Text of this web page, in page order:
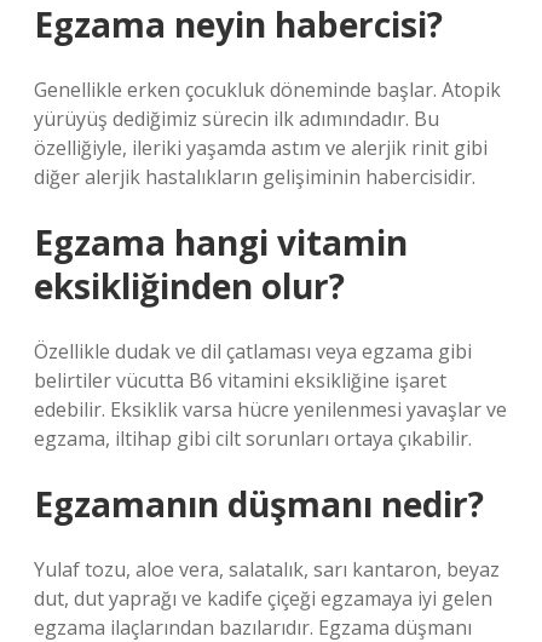
Egzama neyin habercisi?
Genellikle erken çocukluk döneminde başlar. Atopik
yürüyüş dediğimiz sürecin ilk adımındadır. Bu
özelliğiyle, ileriki yaşamda astım ve alerjik rinit gibi
diğer alerjik hastalıkların gelişiminin habercisidir.
Egzama hangi vitamin
eksikliğinden olur?
Özellikle dudak ve dil çatlaması veya egzama gibi
belirtiler vücutta B6 vitamini eksikliğine işaret
edebilir. Eksiklik varsa hücre yenilenmesi yavaşlar ve
egzama, iltihap gibi cilt sorunları ortaya çıkabilir.
Egzamanın düşmanı nedir?
Yulaf tozu, aloe vera, salatalık, sarı kantaron, beyaz
dut, dut yaprağı ve kadife çiçeği egzamaya iyi gelen
egzama ilaçlarından bazılarıdır. Egzama düşmanı